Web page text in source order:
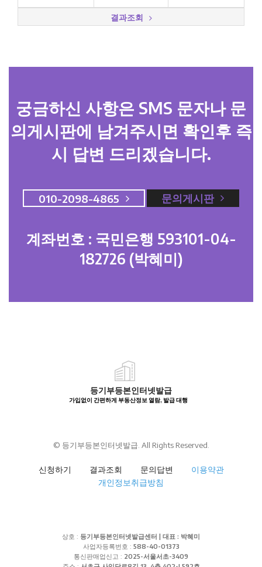
결과조회
궁금하신 사항은 SMS 문자나 문
의게시판에 남겨주시면 확인후 즉
시 답변 드리겠습니다.
010-2098-4865 문의게시판
계좌번호 : 국민은행 593101-04-
182726 (박혜미)
등기부등본인터넷발급
가입없이 간편하게 부동산정보 열람, 발급 대행
© 등기부등본인터넷발급. All Rights Reserved.
신청하기 결과조회 문의답변
이용약관
개인정보취급방침
상호 : 등기부등본인터넷발급센터 | 대표 : 박혜미
사업자등록번호 : 588-40-01373
통신판매업신고 : 2025-서울서초-3409